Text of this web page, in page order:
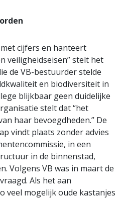
cijfers en hanteert
veiligheidseisen” stelt het
de VB-bestuurder stelde
en biodiversiteit in
blijkbaar geen duidelijke
stelt dat “het
haar bevoegdheden.” De
vindt plaats zonder advies
in een
in de binnenstad,
Volgens VB was in maart de
Als het aan
veel mogelijk oude kastanjes